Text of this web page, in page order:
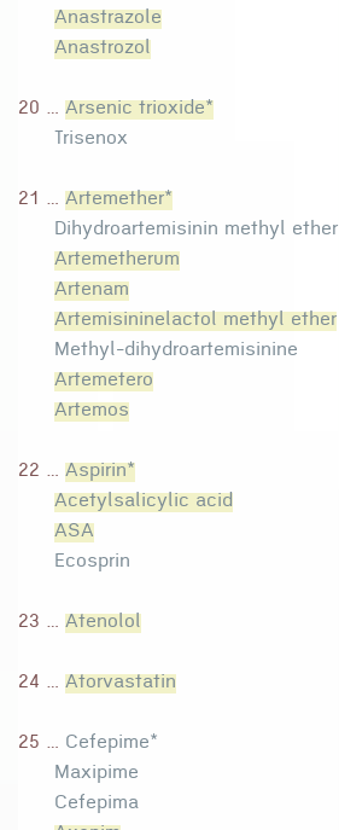
Anastrazole
Anastrozol
20 ... Arsenic trioxide*
Trisenox
21 ... Artemether*
Dihydroartemisinin methyl ether
Artemetherum
Artenam
Artemisininelactol methyl ether
Methyl-dihydroartemisinine
Artemetero
Artemos
22 ... Aspirin*
Acetylsalicylic acid
ASA
Ecosprin
23 ... Atenolol
24 ... Atorvastatin
25 ... Cefepime*
Maxipime
Cefepima